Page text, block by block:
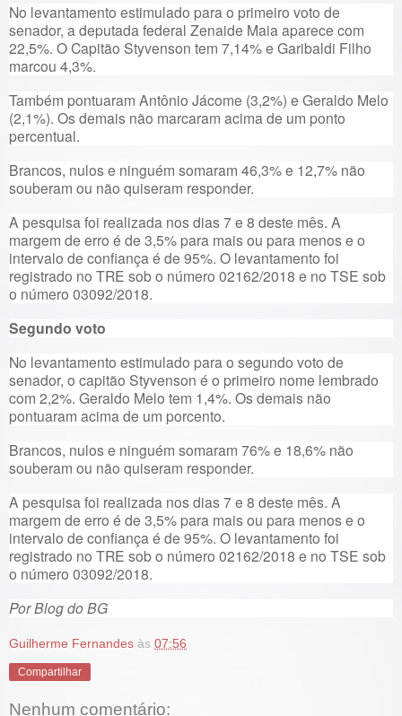
No levantamento estimulado para o primeiro voto de
senador, a deputada federal Zenaide Maia aparece com
22,5%. O Capitão Styvenson tem 7,14% e Garibaldi Filho
marcou 4,3%.
Também pontuaram Antônio Jácome (3,2%) e Geraldo Melo
(2,1%). Os demais não marcaram acima de um ponto
percentual.
Brancos, nulos e ninguém somaram 46,3% e 12,7% não
souberam ou não quiseram responder.
A pesquisa foi realizada nos dias 7 e 8 deste mês. A
margem de erro é de 3,5% para mais ou para menos e o
intervalo de confiança é de 95%. O levantamento foi
registrado no TRE sob o número 02162/2018 e no TSE sob
o número 03092/2018.
Segundo voto
No levantamento estimulado para o segundo voto de
senador, o capitão Styvenson é o primeiro nome lembrado
com 2,2%. Geraldo Melo tem 1,4%. Os demais não
pontuaram acima de um porcento.
Brancos, nulos e ninguém somaram 76% e 18,6% não
souberam ou não quiseram responder.
A pesquisa foi realizada nos dias 7 e 8 deste mês. A
margem de erro é de 3,5% para mais ou para menos e o
intervalo de confiança é de 95%. O levantamento foi
registrado no TRE sob o número 02162/2018 e no TSE sob
o número 03092/2018.
Por Blog do BG
Guilherme Fernandes às 07:56
Compartilhar
Nenhum comentário: